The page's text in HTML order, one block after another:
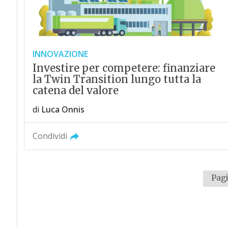
INNOVAZIONE
Investire per competere: finanziare
la Twin Transition lungo tutta la
catena del valore
di Luca Onnis
Condividi